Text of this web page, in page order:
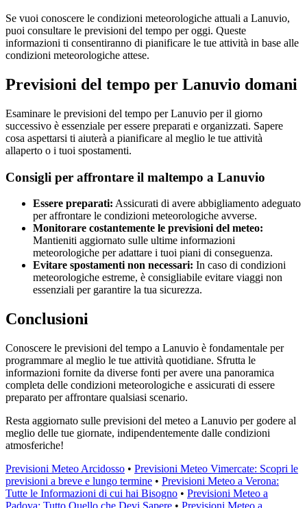
Se vuoi conoscere le condizioni meteorologiche attuali a Lanuvio,
puoi consultare le previsioni del tempo per oggi. Queste
informazioni ti consentiranno di pianificare le tue attività in base alle
condizioni meteorologiche attese.
Previsioni del tempo per Lanuvio domani
Esaminare le previsioni del tempo per Lanuvio per il giorno
successivo è essenziale per essere preparati e organizzati. Sapere
cosa aspettarsi ti aiuterà a pianificare al meglio le tue attività
allaperto o i tuoi spostamenti.
Consigli per affrontare il maltempo a Lanuvio
Essere preparati: Assicurati di avere abbigliamento adeguato
per affrontare le condizioni meteorologiche avverse.
Monitorare costantemente le previsioni del meteo:
Mantieniti aggiornato sulle ultime informazioni
meteorologiche per adattare i tuoi piani di conseguenza.
Evitare spostamenti non necessari: In caso di condizioni
meteorologiche estreme, è consigliabile evitare viaggi non
essenziali per garantire la tua sicurezza.
Conclusioni
Conoscere le previsioni del tempo a Lanuvio è fondamentale per
programmare al meglio le tue attività quotidiane. Sfrutta le
informazioni fornite da diverse fonti per avere una panoramica
completa delle condizioni meteorologiche e assicurati di essere
preparato per affrontare qualsiasi scenario.
Resta aggiornato sulle previsioni del meteo a Lanuvio per godere al
meglio delle tue giornate, indipendentemente dalle condizioni
atmosferiche!
Previsioni Meteo Arcidosso • Previsioni Meteo Vimercate: Scopri le
previsioni a breve e lungo termine • Previsioni Meteo a Verona:
Tutte le Informazioni di cui hai Bisogno • Previsioni Meteo a